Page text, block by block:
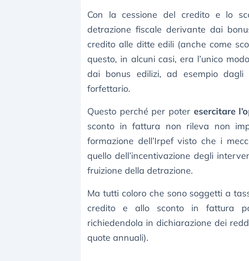
Con la cessione del credito e lo
detrazione fiscale derivante dai
credito alle ditte edili (anche come
questo, in alcuni casi, era l’unico
dai bonus edilizi, ad esempio
forfettario.
Questo perché per poter esercitare
sconto in fattura non rileva non
formazione dell’Irpef visto che i
quello dell’incentivazione degli
fruizione della detrazione.
Ma tutti coloro che sono soggetti a
credito e allo sconto in fattura
richiedendola in dichiarazione dei
quote annuali).